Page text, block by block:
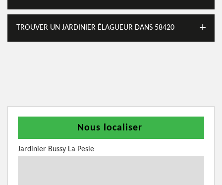
TROUVER UN JARDINIER ÉLAGUEUR DANS 58420
Nous localiser
Jardinier Bussy La Pesle